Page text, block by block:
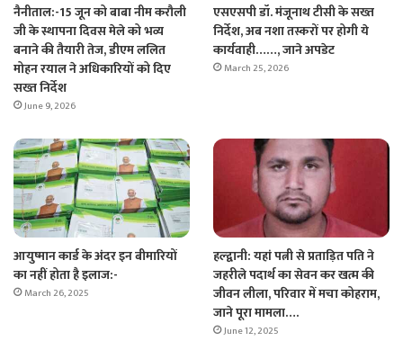
नैनीताल:-15 जून को बाबा नीम करौली
जी के स्थापना दिवस मेले को भव्य
बनाने की तैयारी तेज, डीएम ललित
मोहन रयाल ने अधिकारियों को दिए
सख्त निर्देश
June 9, 2026
एसएसपी डॉ. मंजूनाथ टीसी के सख्त
निर्देश, अब नशा तस्करों पर होगी ये
कार्यवाही……, जाने अपडेट
March 25, 2026
आयुष्मान कार्ड के अंदर इन बीमारियों
का नहीं होता है इलाज:-
March 26, 2025
हल्द्वानी: यहां पत्नी से प्रताड़ित पति ने
जहरीले पदार्थ का सेवन कर खत्म की
जीवन लीला, परिवार में मचा कोहराम,
जाने पूरा मामला….
June 12, 2025